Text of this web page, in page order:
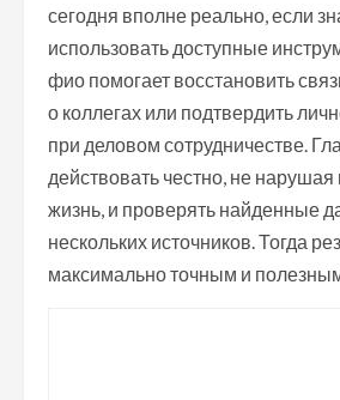
сегодня вполне реально, если
использовать доступные
фио помогает восстановить
о коллегах или подтвердить
при деловом сотрудничестве.
действовать честно, не
жизнь, и проверять найденные
нескольких источников. Тогда
максимально точным и